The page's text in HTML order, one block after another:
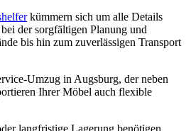
kümmern sich um alle Details
der sorgfältigen Planung und
bis hin zum zuverlässigen Transport
Umzug in Augsburg, der neben
Ihrer Möbel auch flexible